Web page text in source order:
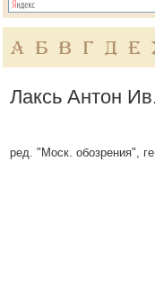
А Б В Г Д Е
Лаксь Антон Ив.
ред. "Моск. обозрения",